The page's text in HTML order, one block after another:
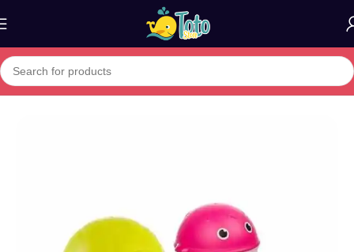
Home»Boutique»Canpol babies set de 4 jouet de bain